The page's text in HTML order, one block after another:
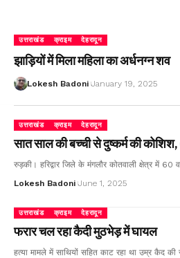
उत्तराखंड क्राइम देहरादून
झाड़ियों में मिला महिला का अर्धनग्न शव
Lokesh Badoni January 19, 2025
उत्तराखंड क्राइम देहरादून
सात साल की बच्ची से दुष्कर्म की
रुड़की। हरिद्वार जिले के मंगलौर कोतवाली क्षेत्र में 60
Lokesh Badoni June 1, 2025
उत्तराखंड क्राइम देहरादून
फरार चल रहा कैदी मुठभेड़ में घायल
हत्या मामले में साथियों सहित काट रहा था उम्र कैद